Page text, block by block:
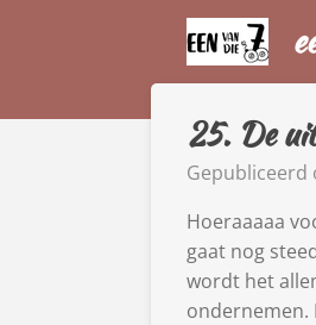
de
25. De
Gepubliceerd
Hoeraaaaa
gaat nog
wordt het
ondernemen.